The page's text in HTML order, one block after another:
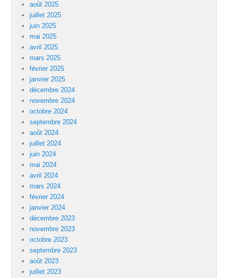
août 2025
juillet 2025
juin 2025
mai 2025
avril 2025
mars 2025
février 2025
janvier 2025
décembre 2024
novembre 2024
octobre 2024
septembre 2024
août 2024
juillet 2024
juin 2024
mai 2024
avril 2024
mars 2024
février 2024
janvier 2024
décembre 2023
novembre 2023
octobre 2023
septembre 2023
août 2023
juillet 2023